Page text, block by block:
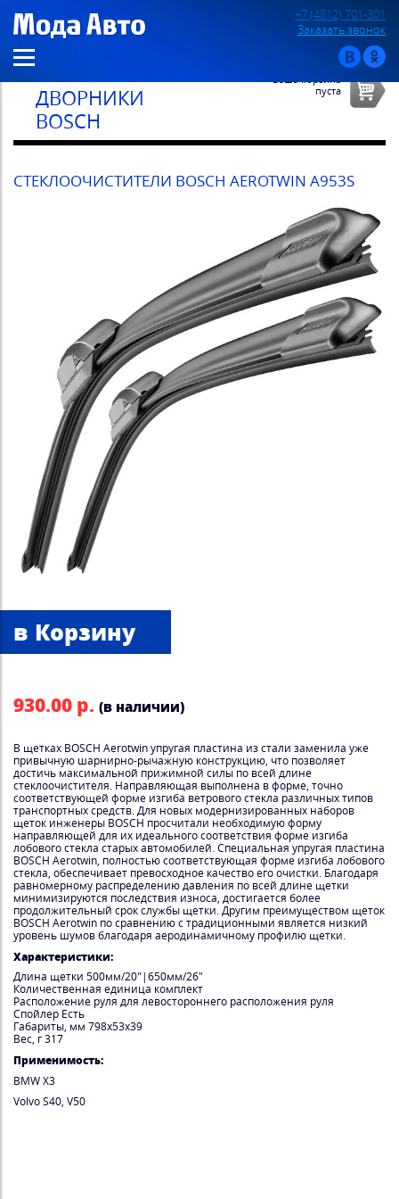
+7 (4812) 701-301
Заказать звонок
ДВОРНИКИ
BOSCH
Ваша корзина
пуста
СТЕКЛООЧИСТИТЕЛИ BOSCH AEROTWIN A953S
930.00 р. (в наличии)
В щетках BOSCH Aerotwin упругая пластина из стали заменила уже
привычную шарнирно-рычажную конструкцию, что позволяет
достичь максимальной прижимной силы по всей длине
стеклоочистителя. Направляющая выполнена в форме, точно
соответствующей форме изгиба ветрового стекла различных типов
транспортных средств. Для новых модернизированных наборов
щеток инженеры BOSCH просчитали необходимую форму
направляющей для их идеального соответствия форме изгиба
лобового стекла старых автомобилей. Специальная упругая пластина
BOSCH Aerotwin, полностью соответствующая форме изгиба лобового
стекла, обеспечивает превосходное качество его очистки. Благодаря
равномерному распределению давления по всей длине щетки
минимизируются последствия износа, достигается более
продолжительный срок службы щетки. Другим преимуществом щеток
BOSCH Aerotwin по сравнению с традиционными является низкий
уровень шумов благодаря аеродинамичному профилю щетки.
Характеристики:
Длина щетки 500мм/20"|650мм/26"
Количественная единица комплект
Расположение руля для левостороннего расположения руля
Спойлер Есть
Габариты, мм 798x53x39
Вес, г 317
Применимость:
BMW X3
Volvo S40, V50